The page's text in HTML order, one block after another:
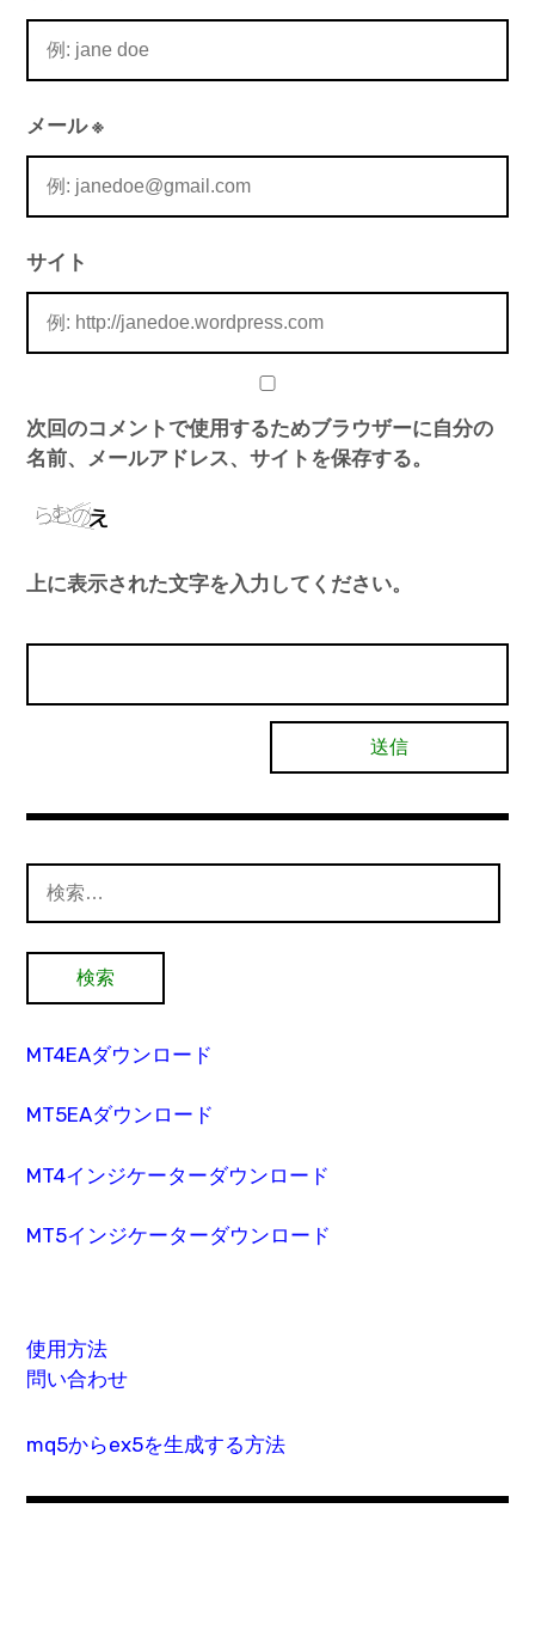
メール※
サイト
次回のコメントで使用するためブラウザーに自分の
名前、メールアドレス、サイトを保存する。
上に表示された文字を入力してください。
索:
MT4EAダウンロード
MT5EAダウンロード
MT4インジケーターダウンロード
MT5インジケーターダウンロード
使用方法
問い合わせ
mq5からex5を生成する方法